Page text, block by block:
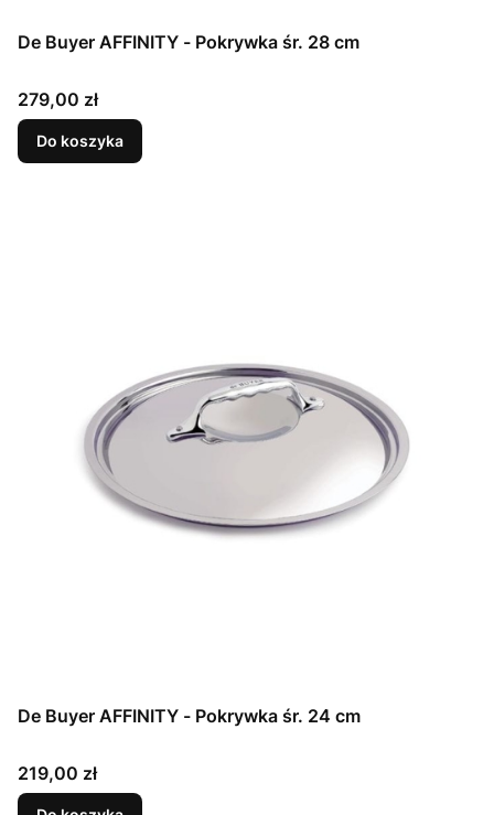
De Buyer AFFINITY - Pokrywka śr. 28 cm
Cena
279,00 zł
Do koszyka
De Buyer AFFINITY - Pokrywka śr. 24 cm
Cena
219,00 zł